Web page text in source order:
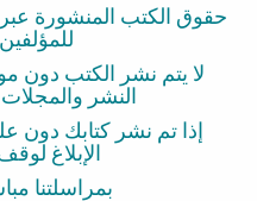
حقوق الكتب المنشورة
لا يتم نشر الكتب دون
النشر
إذا تم نشر كتابك دون
الإبلاغ
بمراسلتنا